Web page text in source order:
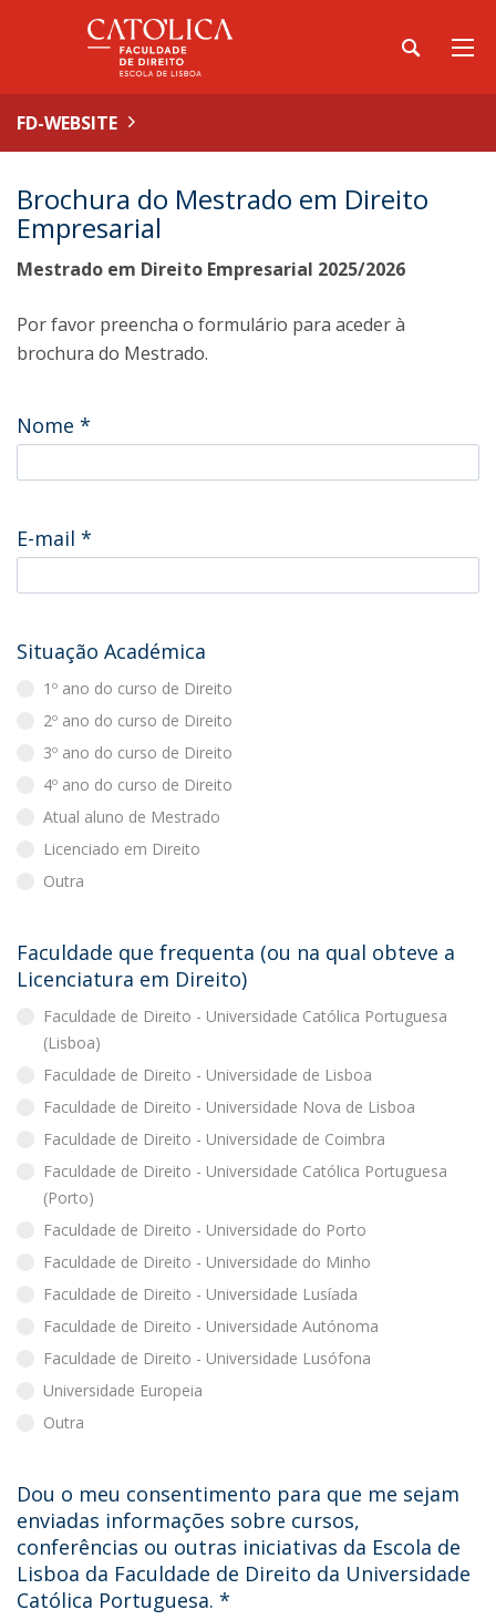
FD-WEBSITE
Brochura do Mestrado em Direito
Empresarial
Mestrado em Direito Empresarial 2025/2026
Por favor preencha o formulário para aceder à
brochura do Mestrado.
Nome *
E-mail *
Situação Académica
1º ano do curso de Direito
2º ano do curso de Direito
3º ano do curso de Direito
4º ano do curso de Direito
Atual aluno de Mestrado
Licenciado em Direito
Outra
Faculdade que frequenta (ou na qual obteve a
Licenciatura em Direito)
Faculdade de Direito - Universidade Católica Portuguesa
(Lisboa)
Faculdade de Direito - Universidade de Lisboa
Faculdade de Direito - Universidade Nova de Lisboa
Faculdade de Direito - Universidade de Coimbra
Faculdade de Direito - Universidade Católica Portuguesa
(Porto)
Faculdade de Direito - Universidade do Porto
Faculdade de Direito - Universidade do Minho
Faculdade de Direito - Universidade Lusíada
Faculdade de Direito - Universidade Autónoma
Faculdade de Direito - Universidade Lusófona
Universidade Europeia
Outra
Dou o meu consentimento para que me sejam
enviadas informações sobre cursos,
conferências ou outras iniciativas da Escola de
Lisboa da Faculdade de Direito da Universidade
Católica Portuguesa. *